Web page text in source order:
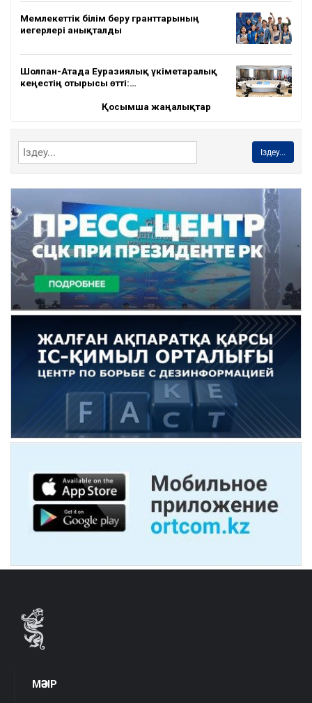
Мемлекеттік білім беру гранттарының
иегерлері анықталды
Шолпан-Атада Еуразиялық үкіметаралық
кеңестің отырысы өтті:…
Қосымша жаңалықтар
Іздеу...
МӘЗІР